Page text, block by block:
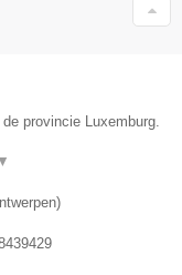
provincie Luxemburg.
▼
)